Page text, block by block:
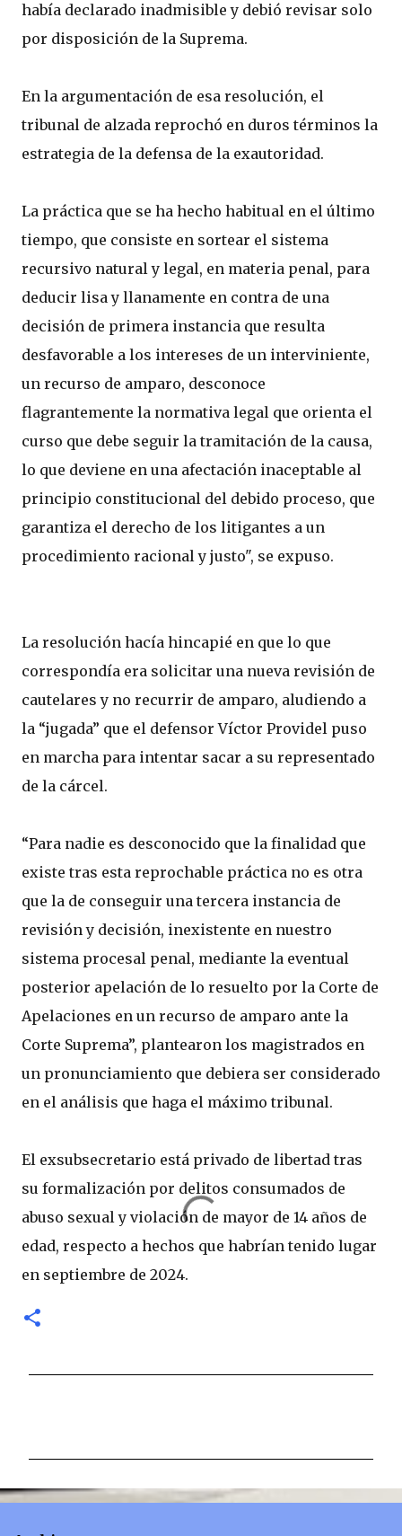
había declarado inadmisible y debió revisar solo
por disposición de la Suprema.
En la argumentación de esa resolución, el
tribunal de alzada reprochó en duros términos la
estrategia de la defensa de la exautoridad.
La práctica que se ha hecho habitual en el último
tiempo, que consiste en sortear el sistema
recursivo natural y legal, en materia penal, para
deducir lisa y llanamente en contra de una
decisión de primera instancia que resulta
desfavorable a los intereses de un interviniente,
un recurso de amparo, desconoce
flagrantemente la normativa legal que orienta el
curso que debe seguir la tramitación de la causa,
lo que deviene en una afectación inaceptable al
principio constitucional del debido proceso, que
garantiza el derecho de los litigantes a un
procedimiento racional y justo", se expuso.
La resolución hacía hincapié en que lo que
correspondía era solicitar una nueva revisión de
cautelares y no recurrir de amparo, aludiendo a
la “jugada” que el defensor Víctor Providel puso
en marcha para intentar sacar a su representado
de la cárcel.
“Para nadie es desconocido que la finalidad que
existe tras esta reprochable práctica no es otra
que la de conseguir una tercera instancia de
revisión y decisión, inexistente en nuestro
sistema procesal penal, mediante la eventual
posterior apelación de lo resuelto por la Corte de
Apelaciones en un recurso de amparo ante la
Corte Suprema”, plantearon los magistrados en
un pronunciamiento que debiera ser considerado
en el análisis que haga el máximo tribunal.
El exsubsecretario está privado de libertad tras
su formalización por delitos consumados de
abuso sexual y violación de mayor de 14 años de
edad, respecto a hechos que habrían tenido lugar
en septiembre de 2024.
n